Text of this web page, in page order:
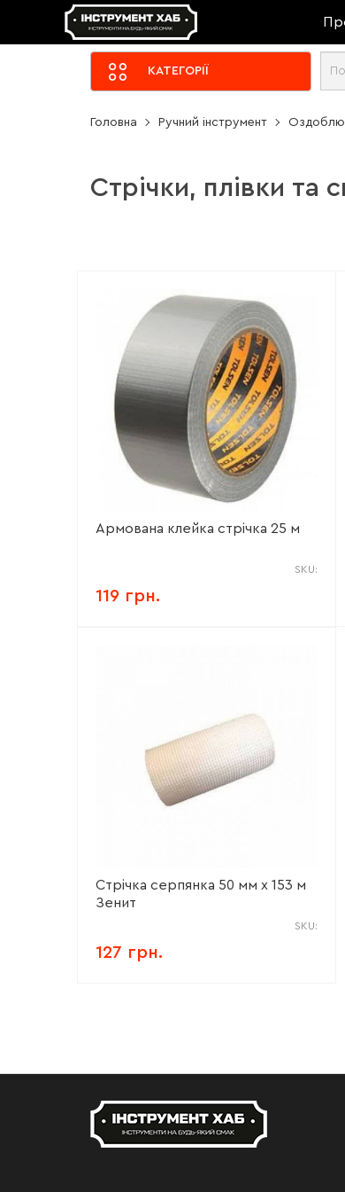
КАТЕГОРІЇ
Головна Ручний інструмент
Стрічки, плівки та
Армована клейка стрічка 25 м
SKU:
119 грн.
Стрічка серпянка 50 мм х 153 м
Зенит
SKU:
127 грн.